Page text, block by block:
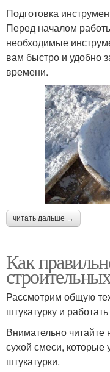
Подготовка
Перед началом
необходимые
вам быстро и удобно
времени.
читать дальше →
Как
Рассмотрим общую
штукатурку и
Внимательно
сухой смеси, которые
штукатурки.